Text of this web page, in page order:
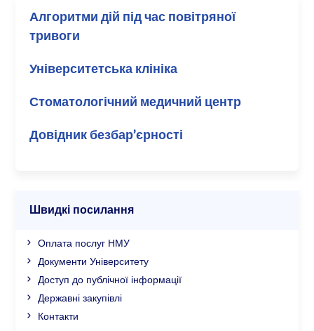
Алгоритми дій під час повітряної
тривоги
Університетська клініка
Стоматологічний медичний центр
Довідник безбар’єрності
Швидкі посилання
Оплата послуг НМУ
Документи Університету
Доступ до публічної інформації
Державні закупівлі
Контакти